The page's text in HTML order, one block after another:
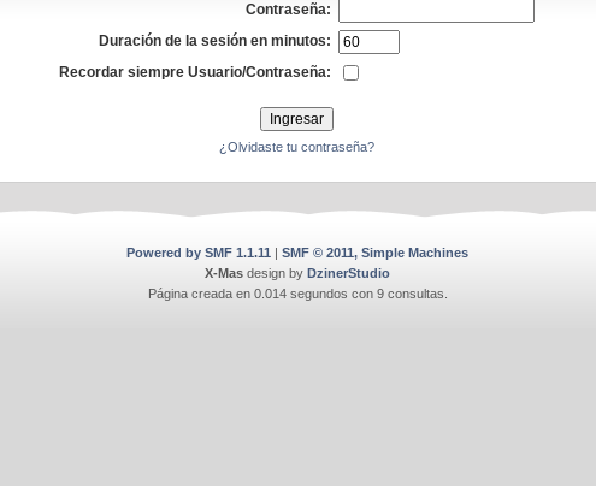
Contraseña:
Duración de la sesión en minutos:
Recordar siempre Usuario/Contraseña:
¿Olvidaste tu contraseña?
Powered by SMF 1.1.11 | SMF © 2011, Simple Machines
X-Mas design by DzinerStudio
Página creada en 0.014 segundos con 9 consultas.